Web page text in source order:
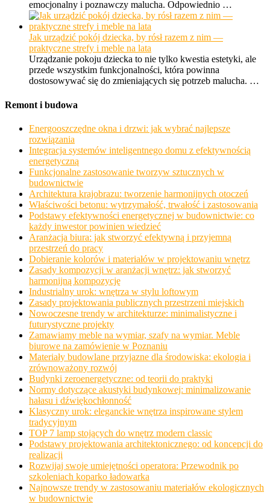
emocjonalny i poznawczy malucha. Odpowiednio …
Jak urządzić pokój dziecka, by rósł razem z nim —
praktyczne strefy i meble na lata
Urządzanie pokoju dziecka to nie tylko kwestia estetyki, ale
przede wszystkim funkcjonalności, która powinna
dostosowywać się do zmieniających się potrzeb malucha. …
Remont i budowa
Energooszczędne okna i drzwi: jak wybrać najlepsze
rozwiązania
Integracja systemów inteligentnego domu z efektywnością
energetyczną
Funkcjonalne zastosowanie tworzyw sztucznych w
budownictwie
Architektura krajobrazu: tworzenie harmonijnych otoczeń
Właściwości betonu: wytrzymałość, trwałość i zastosowania
Podstawy efektywności energetycznej w budownictwie: co
każdy inwestor powinien wiedzieć
Aranżacja biura: jak stworzyć efektywną i przyjemną
przestrzeń do pracy
Dobieranie kolorów i materiałów w projektowaniu wnętrz
Zasady kompozycji w aranżacji wnętrz: jak stworzyć
harmonijną kompozycję
Industrialny urok: wnętrza w stylu loftowym
Zasady projektowania publicznych przestrzeni miejskich
Nowoczesne trendy w architekturze: minimalistyczne i
futurystyczne projekty
Zamawiamy meble na wymiar, szafy na wymiar. Meble
biurowe na zamówienie w Poznaniu
Materiały budowlane przyjazne dla środowiska: ekologia i
zrównoważony rozwój
Budynki zeroenergetyczne: od teorii do praktyki
Normy dotyczące akustyki budynkowej: minimalizowanie
hałasu i dźwiękochłonność
Klasyczny urok: eleganckie wnętrza inspirowane stylem
tradycyjnym
TOP 7 lamp stojących do wnętrz modern classic
Podstawy projektowania architektonicznego: od koncepcji do
realizacji
Rozwijaj swoje umiejętności operatora: Przewodnik po
szkoleniach koparko ładowarka
Najnowsze trendy w zastosowaniu materiałów ekologicznych
w budownictwie